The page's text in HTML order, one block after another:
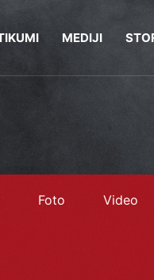
MEDIJI
Foto Video